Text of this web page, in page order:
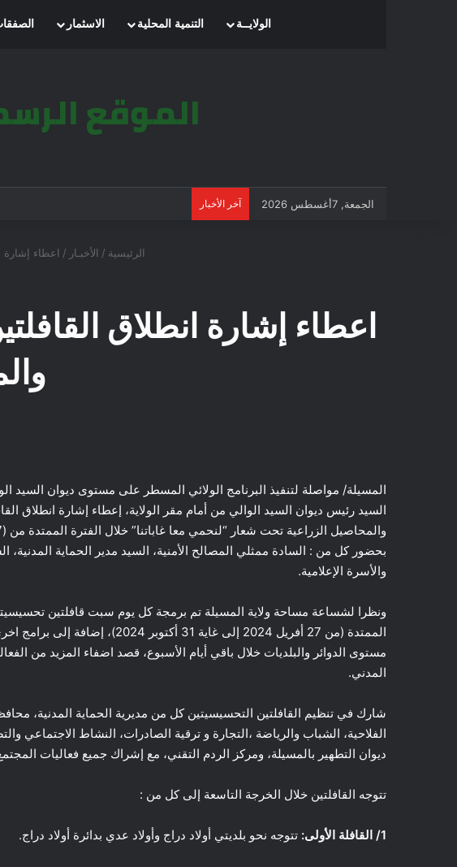
الرئيسيةالولايــة التنمية المحلية الاسثمار
الجمعة, 7أغسطس 2026 آخر الأخبار
الرئيسية / الأخبـار / اعطاء إشارة
اعطاء إشارة انطلاق
السيد رئيس ديوان السيد الوالي من أمام مقر الولاية، إعطاء إشارة انطلاق
بحضور كل من : السادة ممثلي المصالح الأمنية، السيد مدير الحماية المدنية،
والأسرة الإعلامية.
ونظرا لشساعة مساحة ولاية المسيلة تم برمجة كل يوم سبت قافلتين
الممتدة (من 27 أفريل 2024 إلى غاية
مستوى الدوائر والبلديات خلال باقي أيام الأسبوع، قصد اضفاء المزيد من
المدني.
شارك في تنظيم القافلتين التحسيسيتين كل من مديرية الحماية المدنية،
الفلاحية، الشباب والرياضة ،التجارة و ترقية الصادرات، النشاط الاجتماعي
ديوان التطهير بالمسيلة، ومركز الردم التقني، مع إشراك جميع فعاليات
تتوجه القافلتين خلال الخرجة التاسعة إلى كل من :
1/ القافلة الأولى: تتوجه نحو بلديتي أولاد دراج وأولاد عدي بدائرة أولاد دراج.